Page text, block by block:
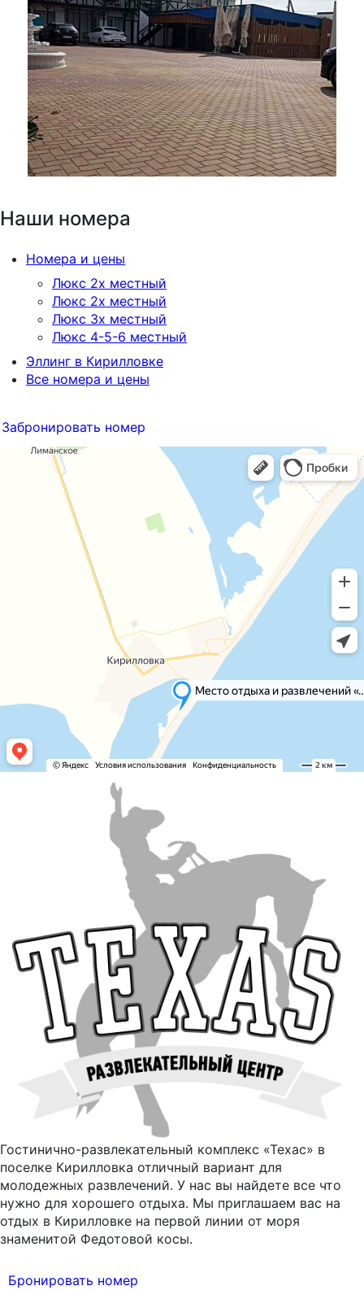
Наши номера
Номера и цены
Люкс 2х местный
Люкс 2х местный
Люкс 3х местный
Люкс 4-5-6 местный
Эллинг в Кирилловке
Все номера и цены
Забронировать номер
Гостинично-развлекательный комплекс «Техас» в
поселке Кирилловка отличный вариант для
молодежных развлечений. У нас вы найдете все что
нужно для хорошего отдыха. Мы приглашаем вас на
отдых в Кирилловке на первой линии от моря
знаменитой Федотовой косы.
Бронировать номер